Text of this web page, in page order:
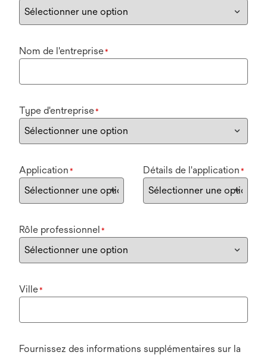
Nom de l'entreprise*
Type d'entreprise*
Application * Détails de l'application *
Rôle professionnel *
Ville*
Fournissez des informations supplémentaires sur la